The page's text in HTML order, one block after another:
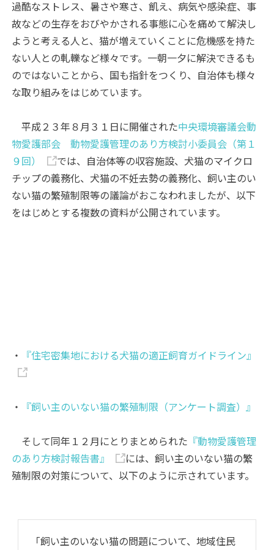
過酷なストレス、暑さや寒さ、飢え、病気や感染症、事
故などの生存をおびやかされる事態に心を痛めて解決し
ようと考える人と、猫が増えていくことに危機感を持た
ない人との軋轢など様々です。一朝一夕に解決できるも
のではないことから、国も指針をつくり、自治体も様々
な取り組みをはじめています。
平成２３年８月３１日に開催された中央環境審議会動
物愛護部会 動物愛護管理のあり方検討小委員会（第１
９回）
では、自治体等の収容施設、犬猫のマイクロ
チップの義務化、犬猫の不妊去勢の義務化、飼い主のい
ない猫の繁殖制限等の議論がおこなわれましたが、以下
をはじめとする複数の資料が公開されています。
・ 『住宅密集地における犬猫の適正飼育ガイドライン』
・ 『飼い主のいない猫の繁殖制限（アンケート調査）』
そして同年１２月にとりまとめられた 『動物愛護管理
のあり方検討報告書』
には、飼い主のいない猫の繁
殖制限の対策について、以下のように示されています。
「飼い主のいない猫の問題について、地域住民